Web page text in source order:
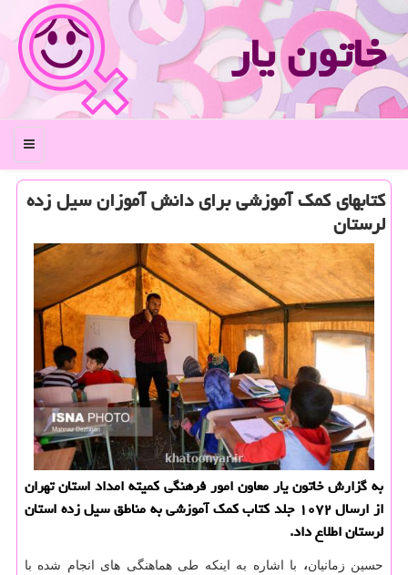
خاتون یار
منو
كتابهای كمك آموزشی برای دانش آموزان سیل زده
لرستان
به گزارش خاتون یار معاون امور فرهنگی كمیته امداد استان تهران
از ارسال ۱۰۷۲ جلد كتاب كمك آموزشی به مناطق سیل زده استان
لرستان اطلاع داد.
حسین زمانیان، با اشاره به اینكه طی هماهنگی های انجام شده با